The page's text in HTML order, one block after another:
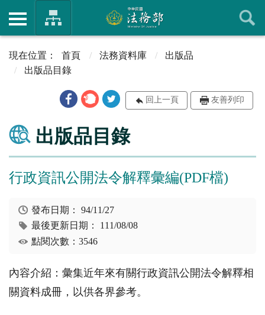
首頁 法務資料庫
出版品
出版品目錄
回上一頁 友善列印
出版品目錄
行政資訊公開法令解釋彙編(PDF檔)
發布日期：94/11/27
最後更新日期： 111/08/08
點閱次數：3546
內容介紹：彙集近年來有關行政資訊公開法令解釋相
關資料成冊，以供各界參考。